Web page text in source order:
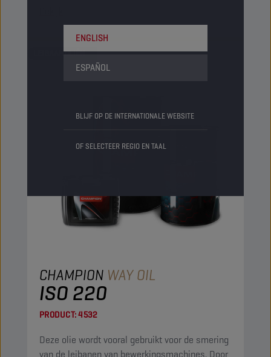
ENGLISH
ESPAÑOL
BLIJF OP DE INTERNATIONALE WEBSITE
OF SELECTEER REGIO EN TAAL
LEIBAANOLIËN
CHAMPION WAY OIL
ISO 220
PRODUCT:4532
Deze olie wordt vooral gebruikt voor de smering
van de leibanen van bewerkingsmachines. Door